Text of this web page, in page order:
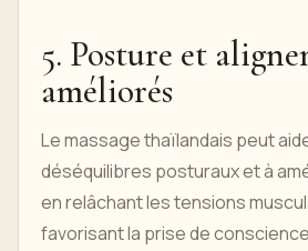
5. Posture et
améliorés
Le massage thaïlandais peut
déséquilibres posturaux et à
en relâchant les tensions
favorisant la prise de